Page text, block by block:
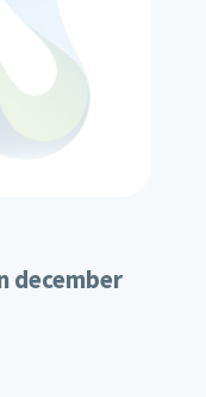
december